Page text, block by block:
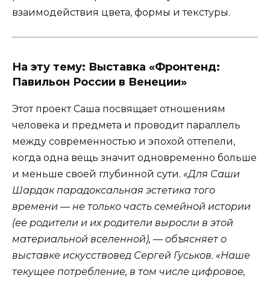
взаимодействия цвета, формы и текстуры.
На эту тему: Выставка «Фронтенд:
Павильон России в Венеции»
Этот проект Саша посвящает отношениям
человека и предмета и проводит параллель
между современностью и эпохой оттепели,
когда одна вещь значит одновременно больше
и меньше своей глубинной сути. «Для Саши
Шардак парадоксальная эстетика того
времени — не только часть семейной истории
(ее родители и их родители выросли в этой
материальной вселенной), — объясняет о
выставке искусствовед Сергей Гуськов. «Наше
текущее потребление, в том числе цифровое,